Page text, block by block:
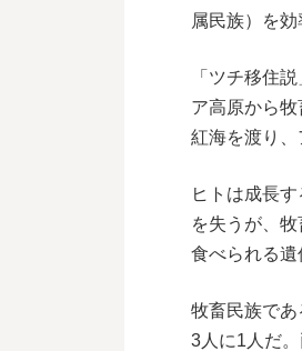
属民族）を
「ツチ移住
ア高原から
紅海を渡り、
ヒトは成長
を失うが、
食べられる遺
牧畜民族で
3人に1人だ